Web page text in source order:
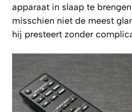
apparaat in slaap te
misschien niet de meest
hij presteert zonder